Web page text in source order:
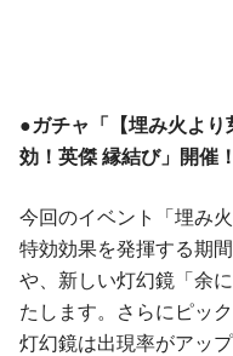
●ガチャ「【埋み火よ
効！英傑 縁結び」開催！
今回のイベント「埋み
特効効果を発揮する期
や、新しい灯幻鏡「余
たします。さらにピッ
灯幻鏡は出現率がアップ